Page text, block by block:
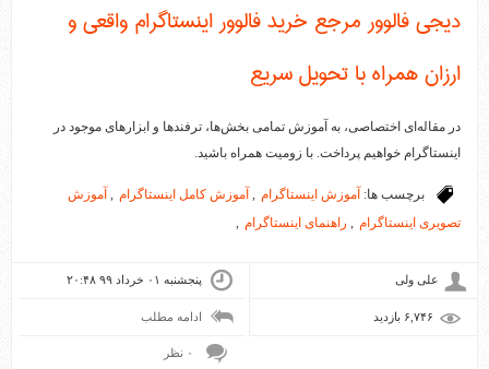
دیجی فالوور مرجع خرید فالوور اینستاگرام واقعی و
ارزان همراه با تحویل سریع
در مقاله‌ای اختصاصی، به آموزش تمامی بخش‌ها، ترفند‌ها و ابزار‌های موجود در
اینستاگرام خواهیم پرداخت. با زومیت همراه باشید.
برچسب ها: آموزش اینستاگرام آموزش کامل اینستاگرام
آموزش
تصویری اینستاگرام
راهنمای اینستاگرام
علی ولی پنجشنبه ۰۱ خرداد ۹۹ ۲۰:۴۸
ادامه مطلب
۰ نظر